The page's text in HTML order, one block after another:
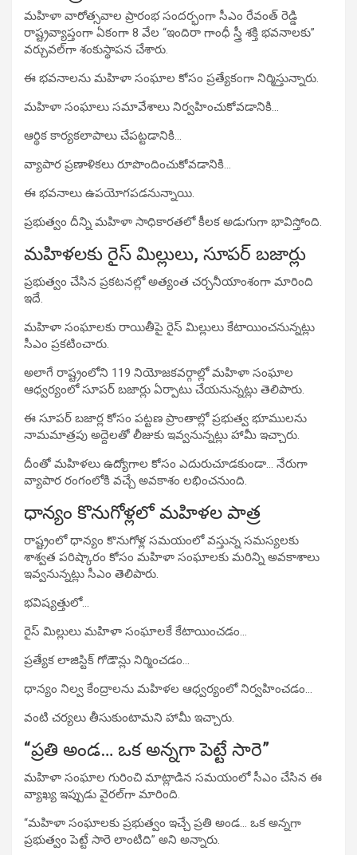
మహిళా వారోత్సవాల ప్రారంభ సందర్భంగా సీఎం రేవంత్ రెడ్డి
రాష్ట్రవ్యాప్తంగా ఏకంగా 8 వేల “ఇందిరా గాంధీ స్త్రీ శక్తి భవనాలకు”
వర్చువల్‌గా శంకుస్థాపన చేశారు.
ఈ భవనాలను మహిళా సంఘాల కోసం ప్రత్యేకంగా నిర్మిస్తున్నారు.
మహిళా సంఘాలు సమావేశాలు నిర్వహించుకోవడానికి…
ఆర్థిక కార్యకలాపాలు చేపట్టడానికి…
వ్యాపార ప్రణాళికలు రూపొందించుకోవడానికి…
ఈ భవనాలు ఉపయోగపడనున్నాయి.
ప్రభుత్వం దీన్ని మహిళా సాధికారతలో కీలక అడుగుగా భావిస్తోంది.
మహిళలకు రైస్ మిల్లులు, సూపర్ బజార్లు
ప్రభుత్వం చేసిన ప్రకటనల్లో అత్యంత చర్చనీయాంశంగా మారింది
ఇదే.
మహిళా సంఘాలకు రాయితీపై రైస్ మిల్లులు కేటాయించనున్నట్లు
సీఎం ప్రకటించారు.
అలాగే రాష్ట్రంలోని 119 నియోజకవర్గాల్లో మహిళా సంఘాల
ఆధ్వర్యంలో సూపర్ బజార్లు ఏర్పాటు చేయనున్నట్లు తెలిపారు.
ఈ సూపర్ బజార్ల కోసం పట్టణ ప్రాంతాల్లో ప్రభుత్వ భూములను
నామమాత్రపు అద్దెలతో లీజుకు ఇవ్వనున్నట్లు హామీ ఇచ్చారు.
దీంతో మహిళలు ఉద్యోగాల కోసం ఎదురుచూడకుండా… నేరుగా
వ్యాపార రంగంలోకి వచ్చే అవకాశం లభించనుంది.
ధాన్యం కొనుగోళ్లలో మహిళల పాత్ర
రాష్ట్రంలో ధాన్యం కొనుగోళ్ల సమయంలో వస్తున్న సమస్యలకు
శాశ్వత పరిష్కారం కోసం మహిళా సంఘాలకు మరిన్ని అవకాశాలు
ఇవ్వనున్నట్లు సీఎం తెలిపారు.
భవిష్యత్తులో…
రైస్ మిల్లులు మహిళా సంఘాలకే కేటాయించడం…
ప్రత్యేక లాజిస్టిక్ గోడౌన్లు నిర్మించడం…
ధాన్యం నిల్వ కేంద్రాలను మహిళల ఆధ్వర్యంలో నిర్వహించడం…
వంటి చర్యలు తీసుకుంటామని హామీ ఇచ్చారు.
“ప్రతి అండ… ఒక అన్నగా పెట్టే సారె”
మహిళా సంఘాల గురించి మాట్లాడిన సమయంలో సీఎం చేసిన ఈ
వ్యాఖ్య ఇప్పుడు వైరల్‌గా మారింది.
“మహిళా సంఘాలకు ప్రభుత్వం ఇచ్చే ప్రతి అండ… ఒక అన్నగా
ప్రభుత్వం పెట్టే సారె లాంటిది” అని అన్నారు.